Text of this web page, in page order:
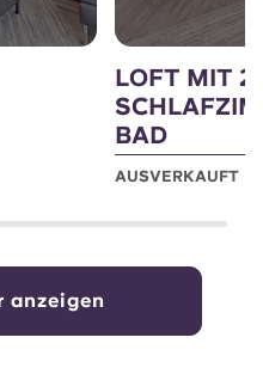
LOFT MIT 2
BAD
AUSVERKAUFT
anzeigen